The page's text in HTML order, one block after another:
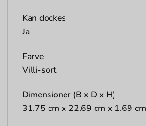
Kan dockes
Ja
Farve
Villi-sort
Dimensioner (B x D x H)
31.75 cm x 22.69 cm x 1.69 cm